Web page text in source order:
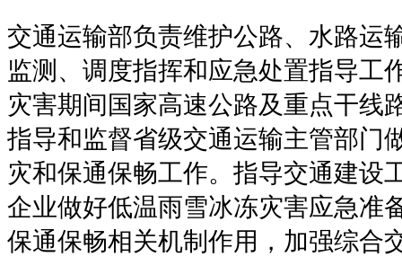
交通运输部负责维护公路、水路运
监测、调度指挥和应急处置指导工
灾害期间国家高速公路及重点干线
指导和监督省级交通运输主管部门
灾和保通保畅工作。指导交通建设
企业做好低温雨雪冰冻灾害应急准
保通保畅相关机制作用，加强综合